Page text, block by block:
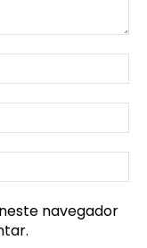
navegador